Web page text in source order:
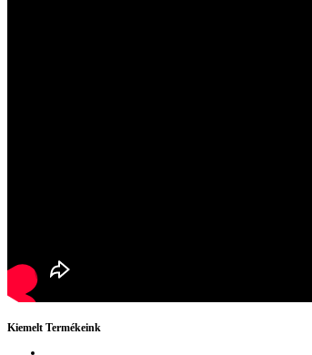
Kiemelt Termékeink